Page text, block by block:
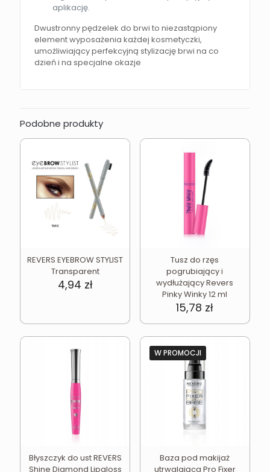
aplikację.
Dwustronny pędzelek do brwi to niezastąpiony
element wyposażenia każdej kosmetyczki,
umożliwiający perfekcyjną stylizację brwi na co
dzień i na specjalne okazje
Podobne produkty
REVERS EYEBROW STYLIST
Transparent
4,94 zł
Tusz do rzęs
pogrubiający i
wydłużający Revers
Pinky Winky 12 ml
15,78 zł
Błyszczyk do ust REVERS
Shine Diamond Lipgloss
W PROMOCJI
Baza pod makijaż
utrwalająca Pro Fixer